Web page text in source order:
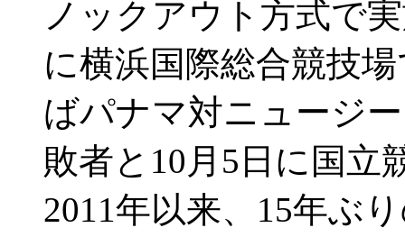
ノックアウト方式で
に横浜国際総合競技
ばパナマ対ニュージ
敗者と10月5日に国
2011年以来、15年ぶ